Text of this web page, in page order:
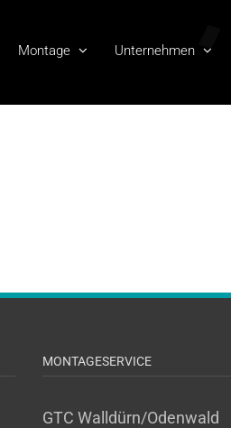
Montage Unternehmen
MONTAGESERVICE
GTC Walldürn/Odenwald